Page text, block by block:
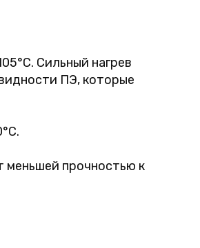
Сильный нагрев
ПЭ, которые
меньшей прочностью к